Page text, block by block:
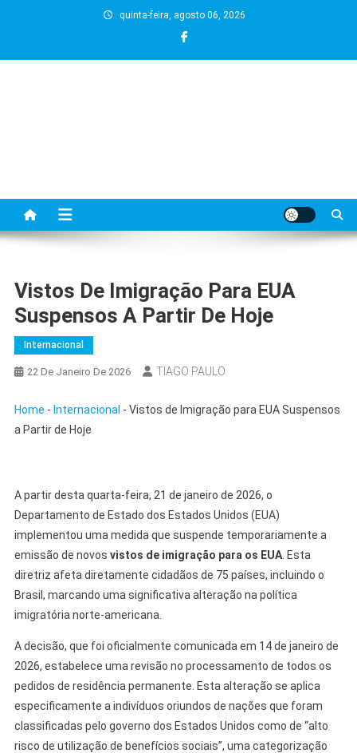
quinta-feira, agosto 06, 2026
Vistos De Imigração Para EUA
Suspensos A Partir De Hoje
Internacional
22 De Janeiro De 2026 TIAGO PAULO
Home - Internacional - Vistos de Imigração para EUA Suspensos
a Partir de Hoje
A partir desta quarta-feira, 21 de janeiro de 2026, o
Departamento de Estado dos Estados Unidos (EUA)
implementou uma medida que suspende temporariamente a
emissão de novos vistos de imigração para os EUA. Esta
diretriz afeta diretamente cidadãos de 75 países, incluindo o
Brasil, marcando uma significativa alteração na política
imigratória norte-americana.
A decisão, que foi oficialmente comunicada em 14 de janeiro de
2026, estabelece uma revisão no processamento de todos os
pedidos de residência permanente. Esta alteração se aplica
especificamente a indivíduos oriundos de nações que foram
classificadas pelo governo dos Estados Unidos como de “alto
risco de utilização de benefícios sociais”, uma categorização